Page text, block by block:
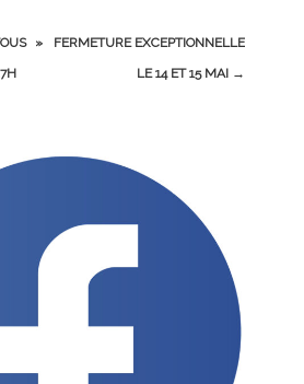
»
FERMETURE EXCEPTIONNELLE
LE 14 ET 15 MAI →